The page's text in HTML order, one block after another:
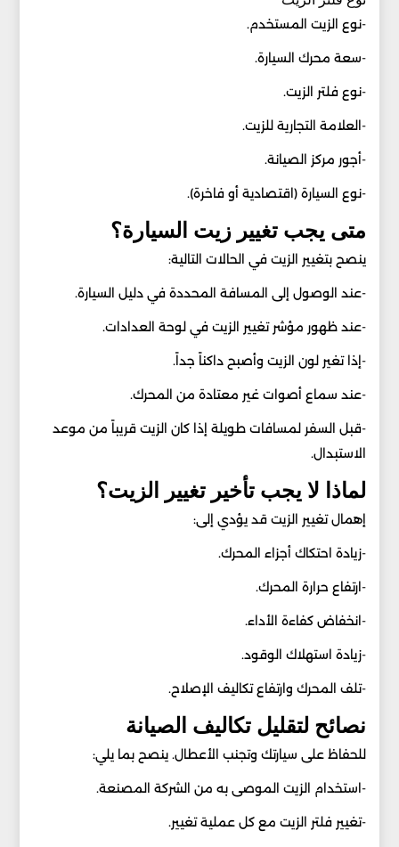
-نوع الزيت المستخدم.
-سعة محرك السيارة.
-نوع فلتر الزيت.
-العلامة التجارية للزيت.
-أجور مركز الصيانة.
-نوع السيارة (اقتصادية أو فاخرة).
متى يجب تغيير زيت السيارة؟
ينصح بتغيير الزيت في الحالات التالية:
-عند الوصول إلى المسافة المحددة في دليل السيارة.
-عند ظهور مؤشر تغيير الزيت في لوحة العدادات.
-إذا تغير لون الزيت وأصبح داكناً جداً.
-عند سماع أصوات غير معتادة من المحرك.
-قبل السفر لمسافات طويلة إذا كان الزيت قريباً من موعد
الاستبدال.
لماذا لا يجب تأخير تغيير الزيت؟
إهمال تغيير الزيت قد يؤدي إلى:
-زيادة احتكاك أجزاء المحرك.
-ارتفاع حرارة المحرك.
-انخفاض كفاءة الأداء.
-زيادة استهلاك الوقود.
-تلف المحرك وارتفاع تكاليف الإصلاح.
نصائح لتقليل تكاليف الصيانة
للحفاظ على سيارتك وتجنب الأعطال. ينصح بما يلي:
-استخدام الزيت الموصى به من الشركة المصنعة.
-تغيير فلتر الزيت مع كل عملية تغيير.